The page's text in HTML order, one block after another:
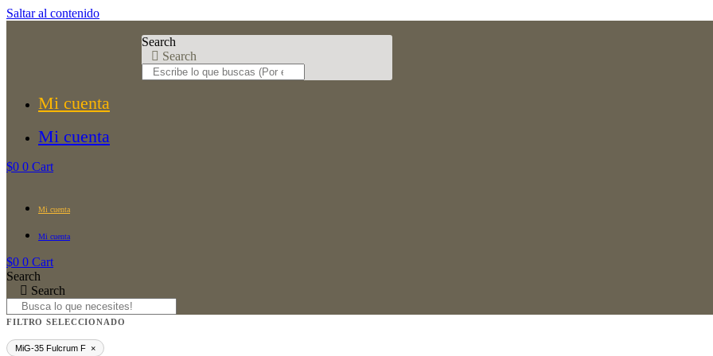
Saltar al contenido
Search
Search
Mi cuenta
Mi cuenta
$0 0 Cart
Mi cuenta
Mi cuenta
$0 0 Cart
Search
Search
FILTRO SELECCIONADO
MiG-35 Fulcrum F ×